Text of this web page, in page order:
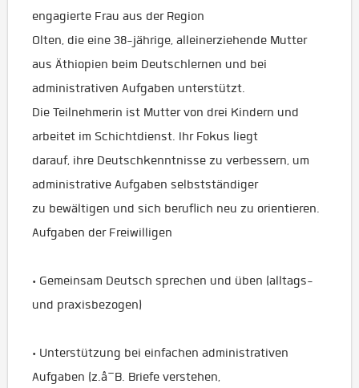
engagierte Frau aus der Region
Olten, die eine 38-jährige, alleinerziehende Mutter
aus Äthiopien beim Deutschlernen und bei
administrativen Aufgaben unterstützt.
Die Teilnehmerin ist Mutter von drei Kindern und
arbeitet im Schichtdienst. Ihr Fokus liegt
darauf, ihre Deutschkenntnisse zu verbessern, um
administrative Aufgaben selbstständiger
zu bewältigen und sich beruflich neu zu orientieren.
Aufgaben der Freiwilligen
• Gemeinsam Deutsch sprechen und üben (alltags-
und praxisbezogen)
• Unterstützung bei einfachen administrativen
Aufgaben (z.â¯B. Briefe verstehen,